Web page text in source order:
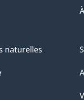
naturelles